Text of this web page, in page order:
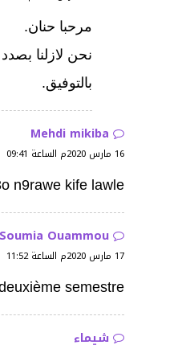
مرحبا حنان.
نحن لازلنا
بالتوفيق.
Mehdi mikiba
16 مارس 2020م الساعة 09:41
n9rawe kife lawle
17 مارس 2020م الساعة 11:52
semestre
شيماء